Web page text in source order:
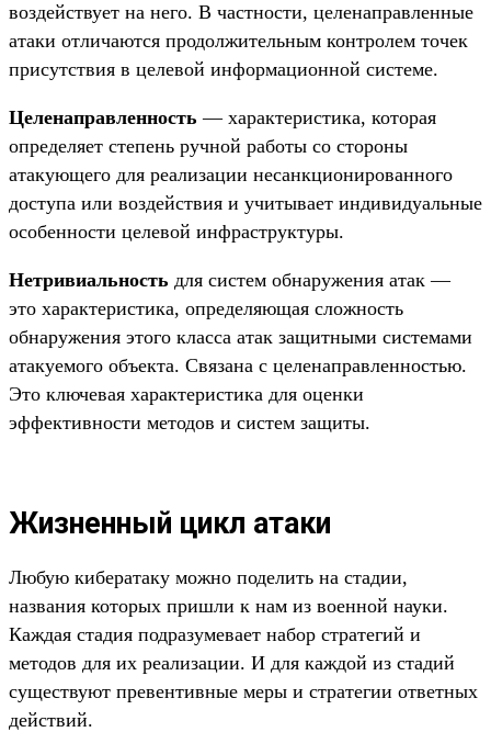
воздействует на него. В частности, целенаправленные
атаки отличаются продолжительным контролем точек
присутствия в целевой информационной системе.
Целенаправленность — характеристика, которая
определяет степень ручной работы со стороны
атакующего для реализации несанкционированного
доступа или воздействия и учитывает индивидуальные
особенности целевой инфраструктуры.
Нетривиальность для систем обнаружения атак —
это характеристика, определяющая сложность
обнаружения этого класса атак защитными системами
атакуемого объекта. Связана с целенаправленностью.
Это ключевая характеристика для оценки
эффективности методов и систем защиты.
Жизненный цикл атаки
Любую кибератаку можно поделить на стадии,
названия которых пришли к нам из военной науки.
Каждая стадия подразумевает набор стратегий и
методов для их реализации. И для каждой из стадий
существуют превентивные меры и стратегии ответных
действий.